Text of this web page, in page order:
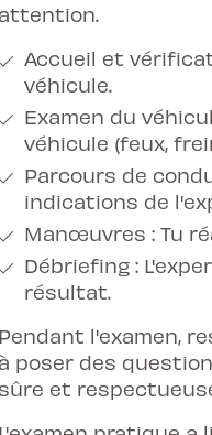
attention.
Accueil et
véhicule.
Examen du
véhicule (feux,
Parcours de
indications de
Manœuvres : Tu
Débriefing :
résultat.
Pendant l'examen,
à poser des
sûre et